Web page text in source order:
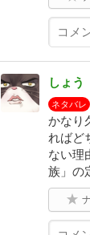
しょう
ネタバレ
かなり
ればど
ない理
族」の